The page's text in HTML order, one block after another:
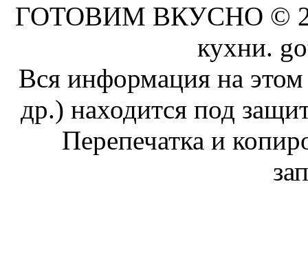
ГОТОВИМ ВКУСНО ©
кухни.
Вся информация на
др.) находится под
Перепечатка и